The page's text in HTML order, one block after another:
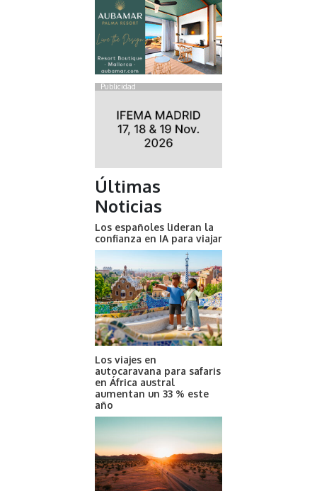
Publicidad
Últimas
Noticias
Los españoles lideran la
confianza en IA para viajar
Los viajes en
autocaravana para safaris
en África austral
aumentan un 33 % este
año